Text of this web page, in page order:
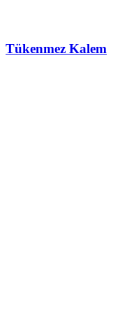
Tükenmez Kalem